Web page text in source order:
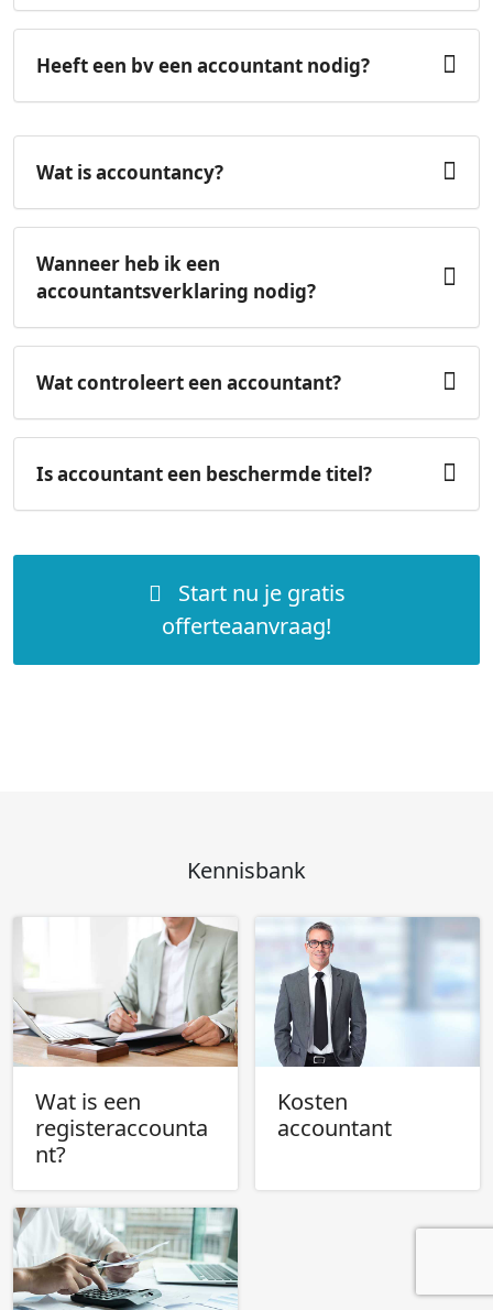
Heeft een bv een accountant nodig?
Wat is accountancy?
Wanneer heb ik een
accountantsverklaring nodig?
Wat controleert een accountant?
Is accountant een beschermde titel?
Start nu je gratis
offerteaanvraag!
Kennisbank
Wat is een
registeraccounta
nt?
Kosten
accountant